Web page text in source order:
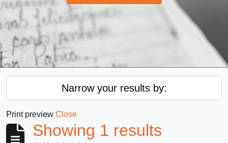
Narrow your results by:
Print preview Close
Showing 1 results